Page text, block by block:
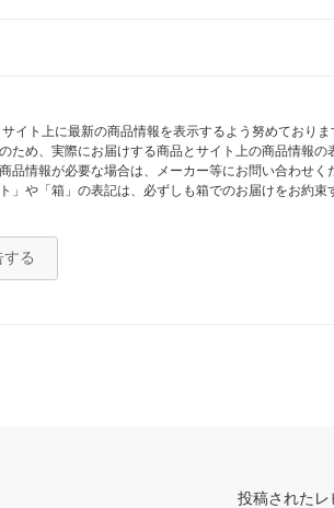
イト上に最新の商品情報を表示するよう努めており
ため、実際にお届けする商品とサイト上の商品情報
品情報が必要な場合は、メーカー等にお問い合わせく
」や「箱」の表記は、必ずしも箱でのお届けをお約
る
投稿されたレ